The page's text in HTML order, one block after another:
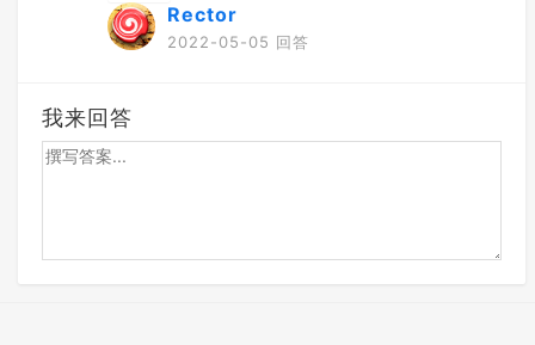
Rector
2022-05-05 回答
我来回答